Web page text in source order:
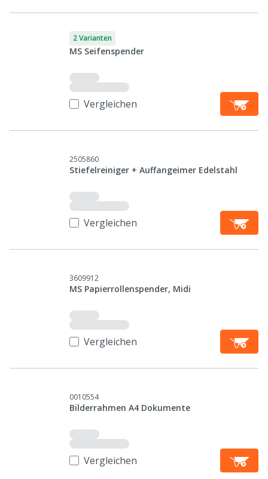
2 Varianten
MS Seifenspender
Vergleichen
2505860
Stiefelreiniger + Auffangeimer Edelstahl
Vergleichen
3609912
MS Papierrollenspender, Midi
Vergleichen
0010554
Bilderrahmen A4 Dokumente
Vergleichen